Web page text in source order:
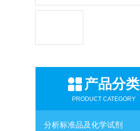
产品分类
PRODUCT CATEGORY
分析标准品及化学试剂